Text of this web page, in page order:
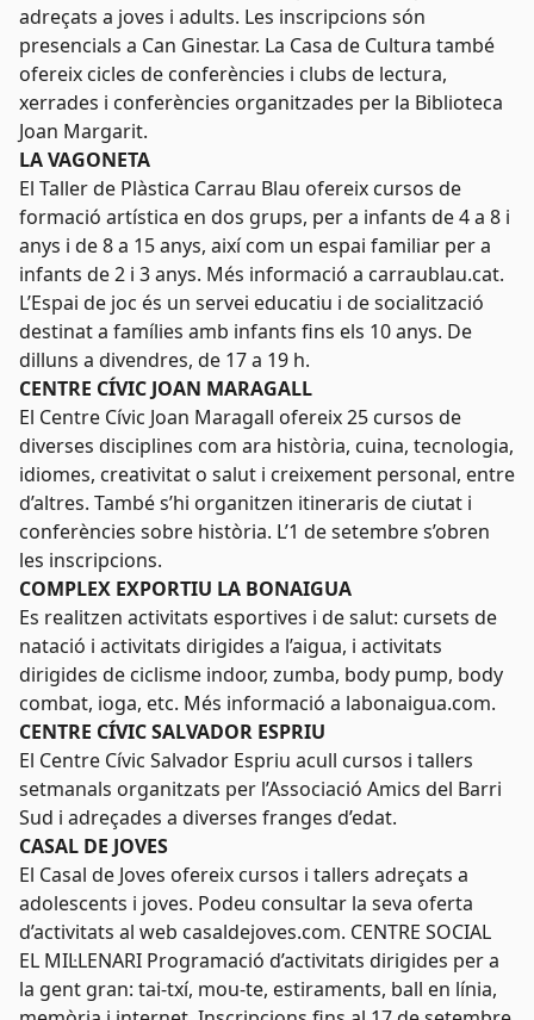
adreçats a joves i adults. Les inscripcions són
presencials a Can Ginestar. La Casa de Cultura també
ofereix cicles de conferències i clubs de lectura,
xerrades i conferències organitzades per la Biblioteca
Joan Margarit.
LA VAGONETA
El Taller de Plàstica Carrau Blau ofereix cursos de
formació artística en dos grups, per a infants de 4 a 8 i
anys i de 8 a 15 anys, així com un espai familiar per a
infants de 2 i 3 anys. Més informació a carraublau.cat.
L’Espai de joc és un servei educatiu i de socialització
destinat a famílies amb infants fins els 10 anys. De
dilluns a divendres, de 17 a 19 h.
CENTRE CÍVIC JOAN MARAGALL
El Centre Cívic Joan Maragall ofereix 25 cursos de
diverses disciplines com ara història, cuina, tecnologia,
idiomes, creativitat o salut i creixement personal, entre
d’altres. També s’hi organitzen itineraris de ciutat i
conferències sobre història. L’1 de setembre s’obren
les inscripcions.
COMPLEX EXPORTIU LA BONAIGUA
Es realitzen activitats esportives i de salut: cursets de
natació i activitats dirigides a l’aigua, i activitats
dirigides de ciclisme indoor, zumba, body pump, body
combat, ioga, etc. Més informació a labonaigua.com.
CENTRE CÍVIC SALVADOR ESPRIU
El Centre Cívic Salvador Espriu acull cursos i tallers
setmanals organitzats per l’Associació Amics del Barri
Sud i adreçades a diverses franges d’edat.
CASAL DE JOVES
El Casal de Joves ofereix cursos i tallers adreçats a
adolescents i joves. Podeu consultar la seva oferta
d’activitats al web casaldejoves.com. CENTRE SOCIAL
EL MIL·LENARI Programació d’activitats dirigides per a
la gent gran: tai-txí, mou-te, estiraments, ball en línia,